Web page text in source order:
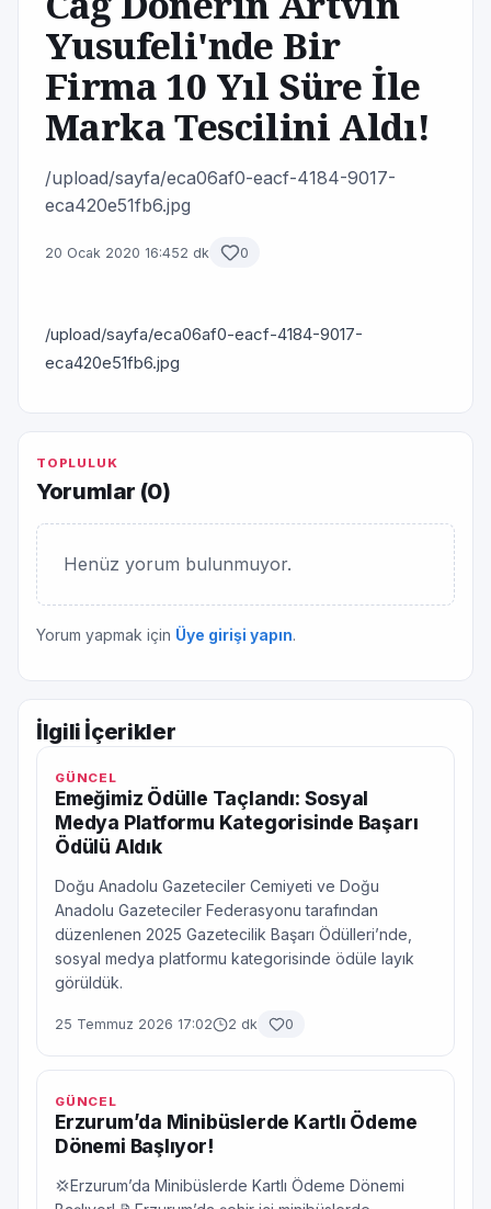
Yusufeli'nde Bir
Firma 10 Yıl Süre İle
Marka Tescilini Aldı!
/upload/sayfa/eca06af0-eacf-4184-9017-
eca420e51fb6.jpg
20 Ocak 2020 16:452 dk 0
/upload/sayfa/eca06af0-eacf-4184-9017-
eca420e51fb6.jpg
TOPLULUK
Yorumlar (0)
Henüz yorum bulunmuyor.
Yorum yapmak için Üye girişi yapın.
İlgili İçerikler
GÜNCEL
Emeğimiz Ödülle Taçlandı: Sosyal
Medya Platformu Kategorisinde Başarı
Ödülü Aldık
Doğu Anadolu Gazeteciler Cemiyeti ve Doğu
Anadolu Gazeteciler Federasyonu tarafından
düzenlenen 2025 Gazetecilik Başarı Ödülleri’nde,
sosyal medya platformu kategorisinde ödüle layık
görüldük.
25 Temmuz 2026 17:02 2 dk 0
GÜNCEL
Erzurum’da Minibüslerde Kartlı Ödeme
Dönemi Başlıyor!
💢Erzurum’da Minibüslerde Kartlı Ödeme Dönemi